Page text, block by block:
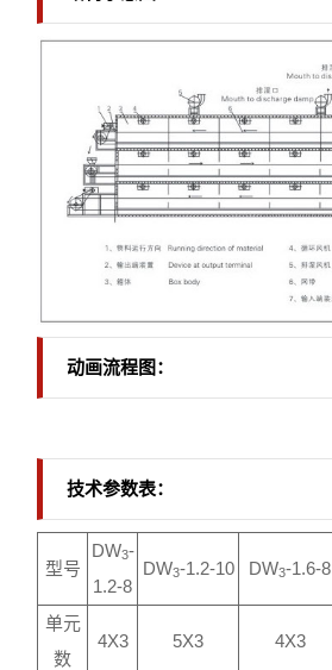
动画流程图：
技术参数表：
型号
DW3-
1.2-8
DW3-1.2-10 DW3-1.6-8
单元
数
4X3 5X3 4X3